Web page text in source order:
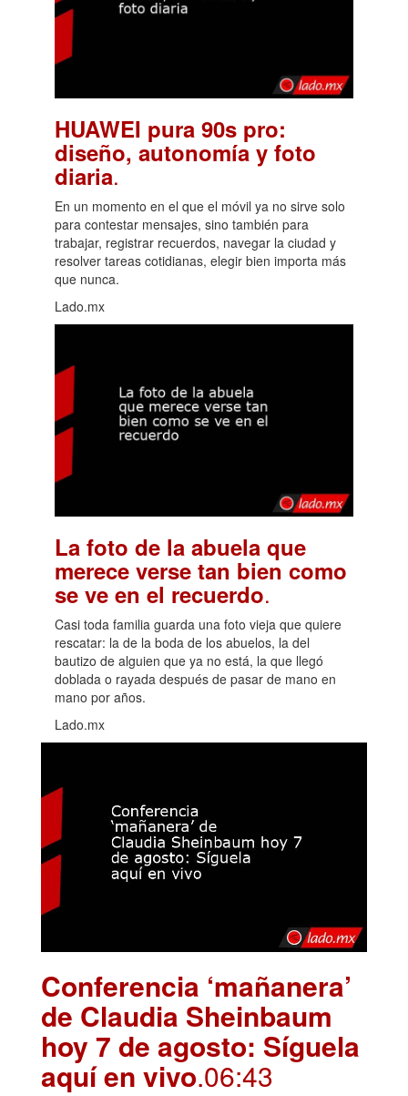
HUAWEI pura 90s pro:
diseño, autonomía y foto
diaria.
En un momento en el que el móvil ya no sirve solo
para contestar mensajes, sino también para
trabajar, registrar recuerdos, navegar la ciudad y
resolver tareas cotidianas, elegir bien importa más
que nunca.
Lado.mx
La foto de la abuela que
merece verse tan bien como
se ve en el recuerdo.
Casi toda familia guarda una foto vieja que quiere
rescatar: la de la boda de los abuelos, la del
bautizo de alguien que ya no está, la que llegó
doblada o rayada después de pasar de mano en
mano por años.
Lado.mx
Conferencia ‘mañanera’
de Claudia Sheinbaum
hoy 7 de agosto: Síguela
aquí en vivo.06:43